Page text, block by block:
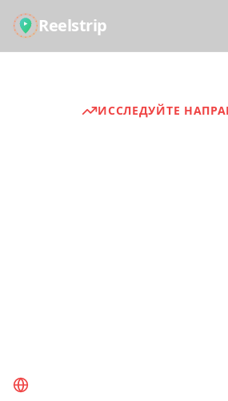
Reelstrip
ИССЛЕДУЙТЕ